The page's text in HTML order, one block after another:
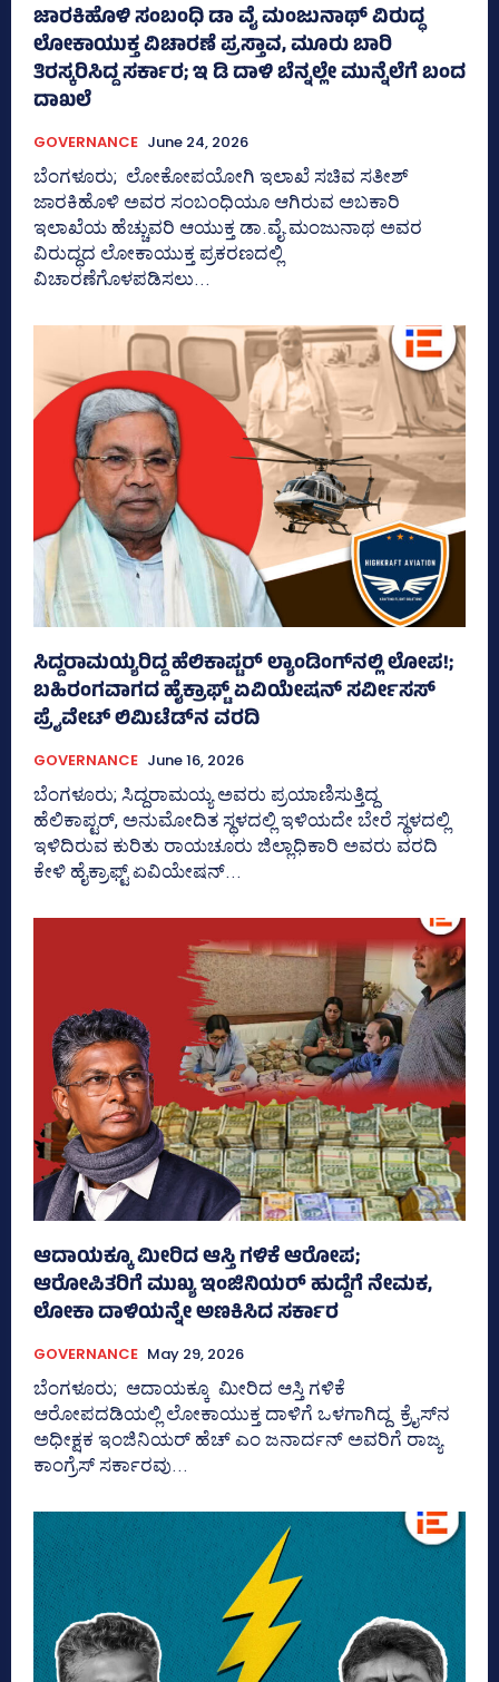
ಜಾರಕಿಹೊಳಿ ಸಂಬಂಧಿ ಡಾ ವೈ ಮಂಜುನಾಥ್ ವಿರುದ್ಧ
ಲೋಕಾಯುಕ್ತ ವಿಚಾರಣೆ ಪ್ರಸ್ತಾವ, ಮೂರು ಬಾರಿ
ತಿರಸ್ಕರಿಸಿದ್ದ ಸರ್ಕಾರ; ಇ ಡಿ ದಾಳಿ ಬೆನ್ನಲ್ಲೇ ಮುನ್ನೆಲೆಗೆ ಬಂದ
ದಾಖಲೆ
GOVERNANCE June 24, 2026
ಬೆಂಗಳೂರು; ಲೋಕೋಪಯೋಗಿ ಇಲಾಖೆ ಸಚಿವ ಸತೀಶ್‌
ಜಾರಕಿಹೊಳಿ ಅವರ ಸಂಬಂಧಿಯೂ ಆಗಿರುವ ಅಬಕಾರಿ
ಇಲಾಖೆಯ ಹೆಚ್ಚುವರಿ ಆಯುಕ್ತ ಡಾ.ವೈ.ಮಂಜುನಾಥ ಅವರ
ವಿರುದ್ಧದ ಲೋಕಾಯುಕ್ತ ಪ್ರಕರಣದಲ್ಲಿ
ವಿಚಾರಣೆಗೊಳಪಡಿಸಲು...
ಸಿದ್ದರಾಮಯ್ಯರಿದ್ದ ಹೆಲಿಕಾಪ್ಟರ್ ಲ್ಯಾಂಡಿಂಗ್‌ನಲ್ಲಿ ಲೋಪ!;
ಬಹಿರಂಗವಾಗದ ಹೈಕ್ರಾಫ್ಟ್ ಏವಿಯೇಷನ್ ಸರ್ವೀಸಸ್
ಪ್ರೈವೇಟ್ ಲಿಮಿಟೆಡ್‌ನ ವರದಿ
GOVERNANCE June 16, 2026
ಬೆಂಗಳೂರು; ಸಿದ್ದರಾಮಯ್ಯ ಅವರು ಪ್ರಯಾಣಿಸುತ್ತಿದ್ದ
ಹೆಲಿಕಾಪ್ಟರ್‍‌, ಅನುಮೋದಿತ ಸ್ಥಳದಲ್ಲಿ ಇಳಿಯದೇ ಬೇರೆ ಸ್ಥಳದಲ್ಲಿ
ಇಳಿದಿರುವ ಕುರಿತು ರಾಯಚೂರು ಜಿಲ್ಲಾಧಿಕಾರಿ ಅವರು ವರದಿ
ಕೇಳಿ ಹೈಕ್ರಾಫ್ಟ್ ಏವಿಯೇಷನ್...
ಆದಾಯಕ್ಕೂ ಮೀರಿದ ಆಸ್ತಿ ಗಳಿಕೆ ಆರೋಪ;
ಆರೋಪಿತರಿಗೆ ಮುಖ್ಯ ಇಂಜಿನಿಯರ್ ಹುದ್ದೆಗೆ ನೇಮಕ,
ಲೋಕಾ ದಾಳಿಯನ್ನೇ ಅಣಕಿಸಿದ ಸರ್ಕಾರ
GOVERNANCE May 29, 2026
ಬೆಂಗಳೂರು; ಆದಾಯಕ್ಕೂ ಮೀರಿದ ಆಸ್ತಿ ಗಳಿಕೆ
ಆರೋಪದಡಿಯಲ್ಲಿ ಲೋಕಾಯುಕ್ತ ದಾಳಿಗೆ ಒಳಗಾಗಿದ್ದ ಕ್ರೈಸ್‌ನ
ಅಧೀಕ್ಷಕ ಇಂಜಿನಿಯರ್‍‌ ಹೆಚ್‌ ಎಂ ಜನಾರ್ದನ್‌ ಅವರಿಗೆ ರಾಜ್ಯ
ಕಾಂಗ್ರೆಸ್‌ ಸರ್ಕಾರವು...